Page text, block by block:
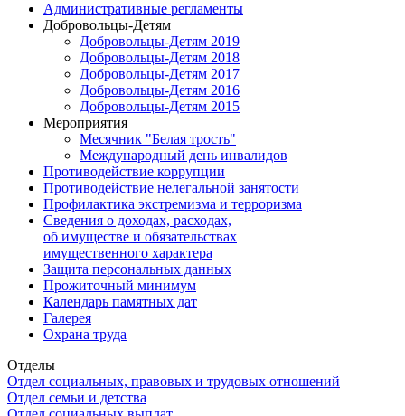
Административные регламенты
Добровольцы-Детям
Добровольцы-Детям 2019
Добровольцы-Детям 2018
Добровольцы-Детям 2017
Добровольцы-Детям 2016
Добровольцы-Детям 2015
Мероприятия
Месячник "Белая трость"
Международный день инвалидов
Противодействие коррупции
Противодействие нелегальной занятости
Профилактика экстремизма и терроризма
Сведения о доходах, расходах,
об имуществе и обязательствах
имущественного характера
Защита персональных данных
Прожиточный минимум
Календарь памятных дат
Галерея
Охрана труда
Отделы
Отдел социальных, правовых и трудовых отношений
Отдел семьи и детства